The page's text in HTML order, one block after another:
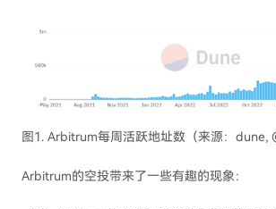
图1. Arbitrum每周活跃地址数（来源：dune,
Arbitrum的空投带来了一些有趣的现象：